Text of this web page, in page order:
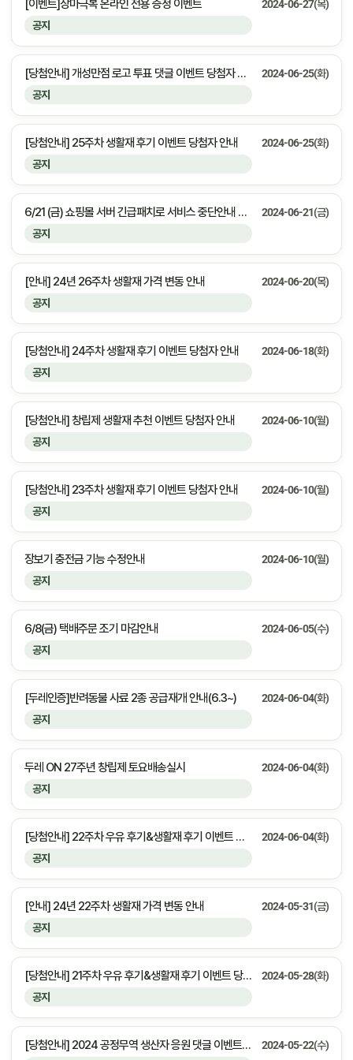
공지
[이벤트]장마극복 온라인 전용 증정 이벤트 2024-06-27(목)
공지
[당첨안내] 개성만점 로고 투표 댓글 이벤트 당첨자 안내 2024-06-25(화)
공지
[당첨안내] 25주차 생활재 후기 이벤트 당첨자 안내 2024-06-25(화)
공지
6/21 (금) 쇼핑몰 서버 긴급패치로 서비스 중단안내 23:30 ~ 00:00 [약 30분 예상] 2024-06-21(금)
공지
[안내] 24년 26주차 생활재 가격 변동 안내 2024-06-20(목)
공지
[당첨안내] 24주차 생활재 후기 이벤트 당첨자 안내 2024-06-18(화)
공지
[당첨안내] 창립제 생활재 추천 이벤트 당첨자 안내 2024-06-10(월)
공지
[당첨안내] 23주차 생활재 후기 이벤트 당첨자 안내 2024-06-10(월)
공지
장보기 충전금 기능 수정안내 2024-06-10(월)
공지
6/8(금) 택배주문 조기 마감안내 2024-06-05(수)
공지
[두레인증]반려동물 사료 2종 공급재개 안내(6.3~) 2024-06-04(화)
공지
두레 ON 27주년 창립제 토요배송실시 2024-06-04(화)
공지
[당첨안내] 22주차 우유 후기&생활재 후기 이벤트 당첨자 안내 2024-06-04(화)
공지
[안내] 24년 22주차 생활재 가격 변동 안내 2024-05-31(금)
공지
[당첨안내] 21주차 우유 후기&생활재 후기 이벤트 당첨자 안내 2024-05-28(화)
[당첨안내] 2024 공정무역 생산자 응원 댓글 이벤트 당첨자 안내 2024-05-22(수)